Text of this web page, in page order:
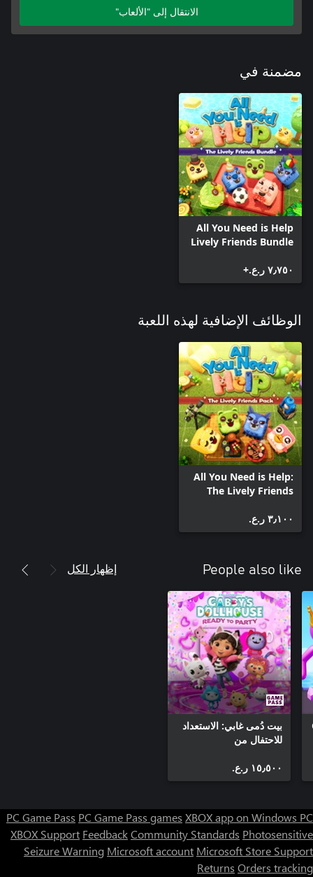
الانتقال إلى "الألعاب"
مضمنة في
All You Need is Help
Lively Friends Bundle
٧٫٧٥٠ ر.ع.‏+
الوظائف الإضافية لهذه اللعبة
All You Need is Help:
The Lively Friends
٣٫١٠٠ ر.ع.‏
People also like إظهار الكل
بيت دُمى غابي: الاستعداد
للاحتفال من
١٥٫٥٠٠ ر.ع.‏
PC Game Pass PC Game Pass games XBOX app on Windows PC
XBOX Support FeedbackCommunity Standards Photosensitive
Seizure Warning Microsoft account Microsoft Store Support
Returns Orders tracking